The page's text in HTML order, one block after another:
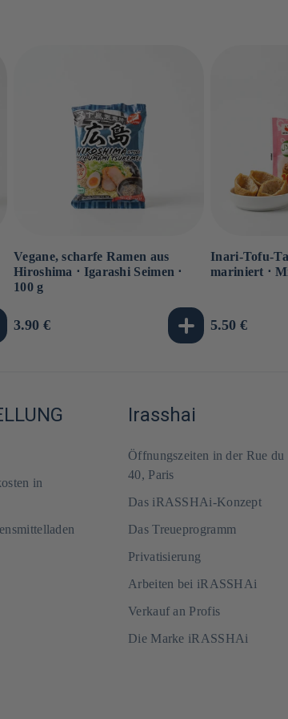
Vegane, scharfe Ramen aus
Hiroshima ⋅ Igarashi Seimen ⋅
100 g
Normaler
3.90 €
Inari-Tofu-
mariniert ⋅
Normaler
5.50 €
in
Irasshai
Öffnungszeiten in der Rue
40, Paris
Das iRASSHAi-Konzept
Das Treueprogramm
Privatisierung
Arbeiten bei iRASSHAi
Verkauf an Profis
Die Marke iRASSHAi